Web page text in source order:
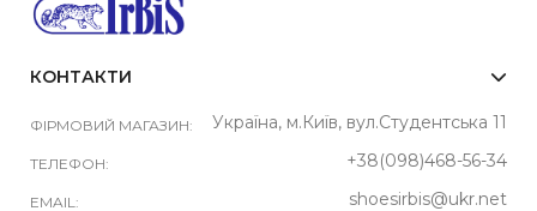
КОНТАКТИ
ФІРМОВИЙ МАГАЗИН: Україна, м.Київ, вул.Студентська 11
ТЕЛЕФОН: +38(098)468-56-34
EMAIL: shoesirbis@ukr.net